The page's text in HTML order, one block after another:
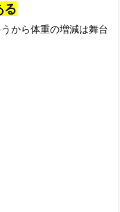
る
から体重の増減は舞台